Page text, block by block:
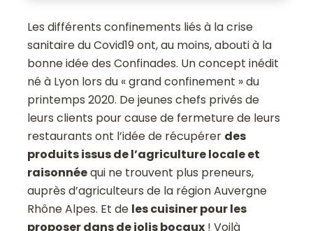
Les différents confinements liés à la crise
sanitaire du Covid19 ont, au moins, abouti à la
bonne idée des Confinades. Un concept inédit
né à Lyon lors du « grand confinement » du
printemps 2020. De jeunes chefs privés de
leurs clients pour cause de fermeture de leurs
restaurants ont l’idée de récupérer des
produits issus de l’agriculture locale et
raisonnéequi ne trouvent plus preneurs,
auprès d’agriculteurs de la région Auvergne
Rhône Alpes. Et de les cuisiner pour les
proposer dans de jolis bocaux ! Voilà